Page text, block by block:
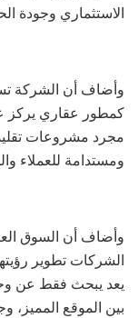
الاستثماري وجودة
وأضاف أن الشركة
كمطور عقاري يركز
مجرد مشروعات
ومستدامة للعملاء
وأضاف أن السوق
الشركات تطوير
يعد يبحث فقط عن
بين الموقع المميز،